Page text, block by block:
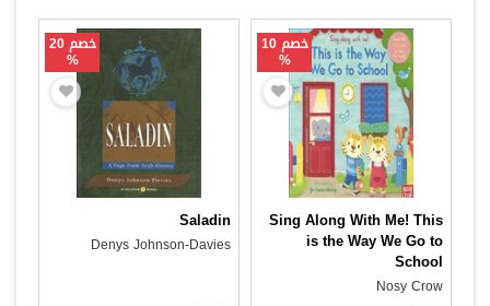
خصم 10
%
Sing Along With Me! This
is the Way We Go to
School
Nosy Crow
خصم 20
%
Saladin
Denys Johnson-Davies